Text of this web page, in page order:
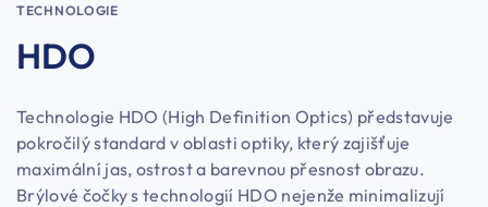
TECHNOLOGIE
HDO
Technologie HDO (High Definition Optics) představuje
pokročilý standard v oblasti optiky, který zajišťuje
maximální jas, ostrost a barevnou přesnost obrazu.
Brýlové čočky s technologií HDO nejenže minimalizují